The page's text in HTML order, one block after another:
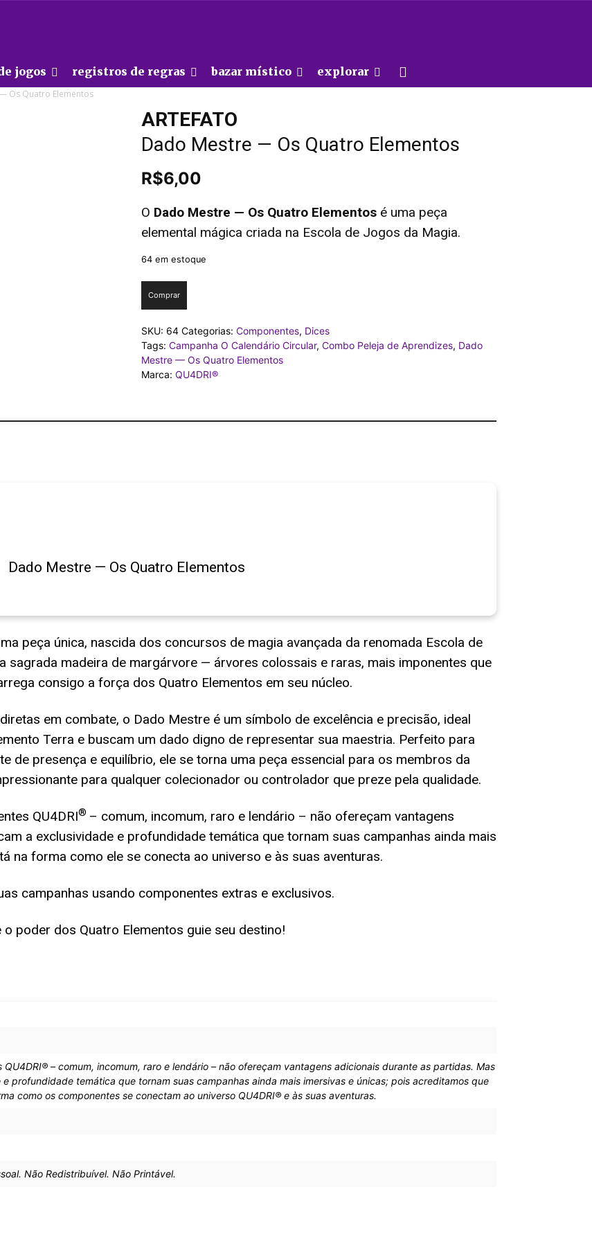
jogos registros de regras bazar místico explorar
Os Quatro Elementos
ARTEFATO
Dado Mestre — Os Quatro Elementos
R$6,00
O Dado Mestre — Os Quatro Elementos é uma peça
elemental mágica criada na Escola de Jogos da Magia.
64 em estoque
—
Os
Quatro
Elementos
Comprar
SKU: 64 Categorias:Componentes, Dices
Tags:Campanha O Calendário Circular,Combo Peleja de Aprendizes, Dado
Mestre — Os Quatro Elementos
Marca:QU4DRI®
Dado Mestre — Os Quatro Elementos
peça única, nascida dos concursos de magia avançada da renomada Escola de
sagrada madeira de margárvore — árvores colossais e raras, mais imponentes que
consigo a força dos Quatro Elementos em seu núcleo.
em combate, o Dado Mestre é um símbolo de excelência e precisão, ideal
Terra e buscam um dado digno de representar sua maestria. Perfeito para
de presença e equilíbrio, ele se torna uma peça essencial para os membros da
para qualquer colecionador ou controlador que preze pela qualidade.
QU4DRI® – comum, incomum, raro e lendário – não ofereçam vantagens
a exclusividade e profundidade temática que tornam suas campanhas ainda mais
na forma como ele se conecta ao universo e às suas aventuras.
campanhas usando componentes extras e exclusivos.
o poder dos Quatro Elementos guie seu destino!
– comum, incomum, raro e lendário – não ofereçam vantagens adicionais durante as partidas. Mas
profundidade temática que tornam suas campanhas ainda mais imersivas e únicas; pois acreditamos que
como os componentes se conectam ao universo QU4DRI® e às suas aventuras.
Não Redistribuível. Não Printável.